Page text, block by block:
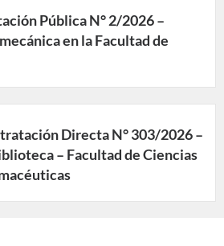
Pública N° 2/2026 –
en la Facultad de
Directa N° 303/2026 –
– Facultad de Ciencias